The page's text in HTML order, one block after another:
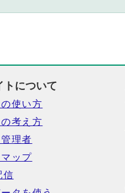
トについて
使い方
考え方
理者
ップ
信